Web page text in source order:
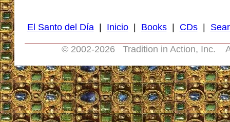
El Santo del Día| Inicio| Books| CDs|
© 2002-2026 Tradition in Action, Inc.